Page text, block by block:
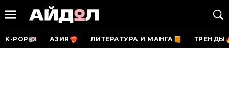
K-POP АЗИЯ ЛИТЕРАТУРА И МАНГА ТРЕНДЫ